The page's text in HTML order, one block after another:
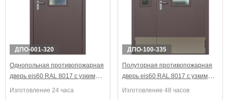
ДПО-001-320
Однопольная противопожарная
дверь eis60 RAL 8017 с узким
стеклопакетом
Изготовление 24 часа
ДПО-100-335
Полуторная противопожарная
дверь eis60 RAL 8017 с узкими
стеклопакетами (отбойник)
Изготовление 48 часов